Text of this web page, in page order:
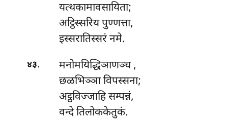
यत्थकामावसायिता;
अट्ठिस्सरिय पुण्णत्ता,
इस्सरातिस्सरं नमे.
४३. मनोमयिद्धिञाणञ्च,
छळभिञ्ञा विपस्सना;
अट्ठविज्जाहि सम्पन्नं,
वन्दे तिलोककेतुकं.